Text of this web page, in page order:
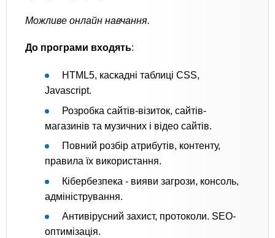
Можливе онлайн навчання.
До програми входять:
HTML5, каскадні таблиці CSS,
Javascript.
Розробка сайтів-візиток, сайтів-
магазинів та музичних і відео сайтів.
Повний розбір атрибутів, контенту,
правила їх використання.
Кібербезпека - вияви загрози, консоль,
адміністрування.
Антивірусний захист, протоколи. SEO-
оптимізація.